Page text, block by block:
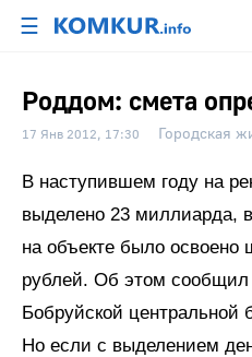
☰
Роддом: смета
17 Янв 2012, 17:30 Городская
В наступившем году на
выделено 23 миллиарда,
на объекте было
рублей. Об этом сообщил
Бобруйской центральной
Но если с выделением